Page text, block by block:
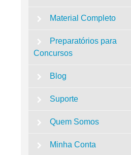
Material Completo
Preparatórios para
Concursos
Blog
Suporte
Quem Somos
Minha Conta